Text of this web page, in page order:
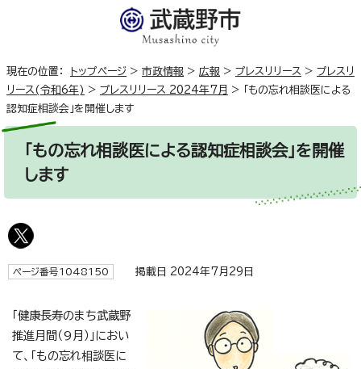
現在の位置： トップページ > 市政情報 > 広報 > プレスリリース > プレスリ
リース(令和6年) > プレスリリース 2024年7月 > 「もの忘れ相談医による
認知症相談会」を開催します
「もの忘れ相談医による認知症相談会」を開催
します
ページ番号1048150 掲載日 2024年7月29日
「健康長寿のまち武蔵野
推進月間（9月）」におい
て、「もの忘れ相談医に